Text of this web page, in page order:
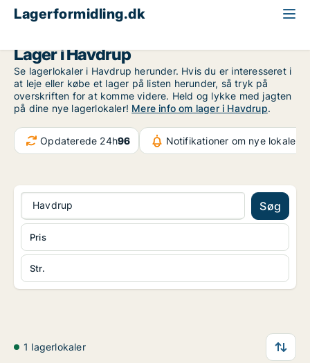
Lagerformidling.dk
Lager i Havdrup
Se lagerlokaler i Havdrup herunder. Hvis du er interesseret i
at leje eller købe et lager på listen herunder, så tryk på
overskriften for at komme videre. Held og lykke med jagten
på dine nye lagerlokaler! Mere info om lager i Havdrup.
Opdaterede 24h96 Notifikationer om nye lokaler
Havdrup Søg
Str.
Pris
1 lagerlokaler